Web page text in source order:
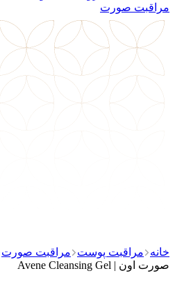
مراقبت صورت
خانه مراقبت پوست مراقبت صورت
صورت اون | Avene Cleansing Gel